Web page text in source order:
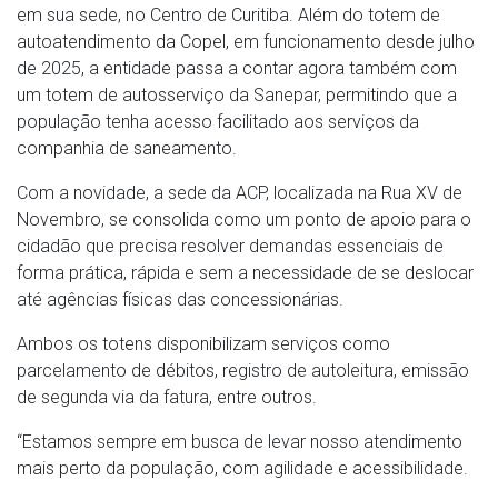
em sua sede, no Centro de Curitiba. Além do totem de
autoatendimento da Copel, em funcionamento desde julho
de 2025, a entidade passa a contar agora também com
um totem de autosserviço da Sanepar, permitindo que a
população tenha acesso facilitado aos serviços da
companhia de saneamento.
Com a novidade, a sede da ACP, localizada na Rua XV de
Novembro, se consolida como um ponto de apoio para o
cidadão que precisa resolver demandas essenciais de
forma prática, rápida e sem a necessidade de se deslocar
até agências físicas das concessionárias.
Ambos os totens disponibilizam serviços como
parcelamento de débitos, registro de autoleitura, emissão
de segunda via da fatura, entre outros.
“Estamos sempre em busca de levar nosso atendimento
mais perto da população, com agilidade e acessibilidade.